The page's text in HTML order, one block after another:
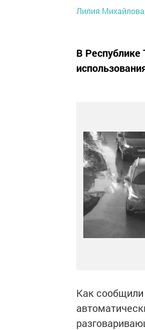
Лилия
В Республике
Как сообщили